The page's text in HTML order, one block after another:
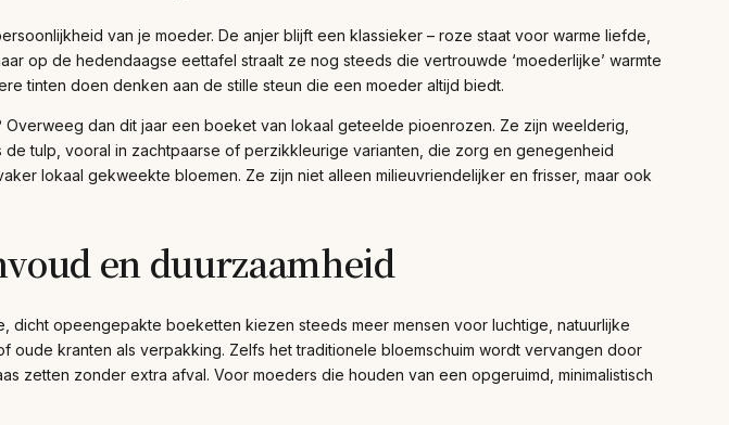
van je moeder. De anjer blijft een klassieker – roze staat voor warme liefde,
op de hedendaagse eettafel straalt ze nog steeds die vertrouwde ‘moederlijke’ warmte
tinten doen denken aan de stille steun die een moeder altijd biedt.
dan dit jaar een boeket van lokaal geteelde pioenrozen. Ze zijn weelderig,
tulp, vooral in zachtpaarse of perzikkleurige varianten, die zorg en genegenheid
lokaal gekweekte bloemen. Ze zijn niet alleen milieuvriendelijker en frisser, maar ook
en duurzaamheid
dicht opeengepakte boeketten kiezen steeds meer mensen voor luchtige, natuurlijke
kranten als verpakking. Zelfs het traditionele bloemschuim wordt vervangen door
zonder extra afval. Voor moeders die houden van een opgeruimd, minimalistisch